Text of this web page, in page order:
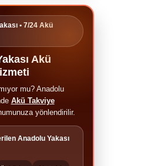
• 7/24 Akü
Akü
mu? Anadolu
Akü Takviye
yönlendirilir.
Anadolu Yakası